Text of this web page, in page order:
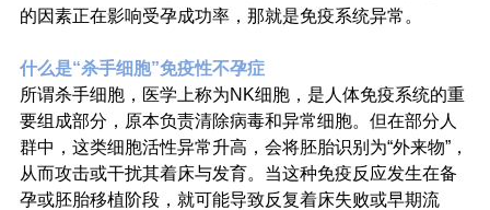
的因素正在影响受孕成功率，那就是免疫系统异常。
什么是“杀手细胞”免疫性不孕症
所谓杀手细胞，医学上称为NK细胞，是人体免疫系统的重
要组成部分，原本负责清除病毒和异常细胞。但在部分人
群中，这类细胞活性异常升高，会将胚胎识别为“外来物”，
从而攻击或干扰其着床与发育。当这种免疫反应发生在备
孕或胚胎移植阶段，就可能导致反复着床失败或早期流